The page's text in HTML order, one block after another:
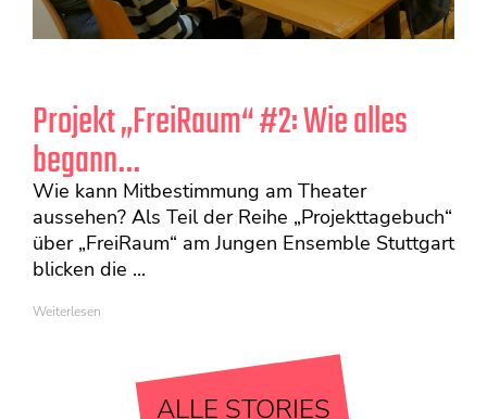
Projekt „FreiRaum“ #2: Wie alles
begann…
Wie kann Mitbestimmung am Theater
aussehen? Als Teil der Reihe „Projekttagebuch“
über „FreiRaum“ am Jungen Ensemble Stuttgart
blicken die ...
Weiterlesen
ALLE STORIES